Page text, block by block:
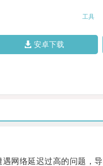
工具
安卓下载
络延迟过高的问题，导